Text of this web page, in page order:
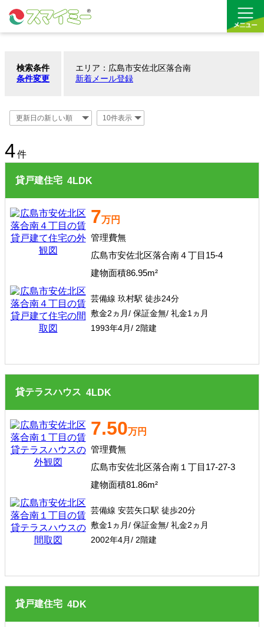
借りる
お気に入り
検索条件
条件変更
エリア：広島市安佐北区落合南
新着メール登録
4件
貸戸建住宅 4LDK
7万円
管理費無
広島市安佐北区落合南４丁目15-4
建物面積86.95m²
芸備線 玖村駅 徒歩24分
敷金2ヵ月/ 保証金無/ 礼金1ヵ月
1993年4月/ 2階建
貸テラスハウス 4LDK
7.50万円
管理費無
広島市安佐北区落合南１丁目17-27-3
建物面積81.86m²
芸備線 安芸矢口駅 徒歩20分
敷金1ヵ月/ 保証金無/ 礼金2ヵ月
2002年4月/ 2階建
貸戸建住宅 4DK